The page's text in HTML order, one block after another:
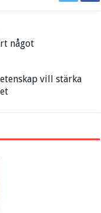
något
vill stärka